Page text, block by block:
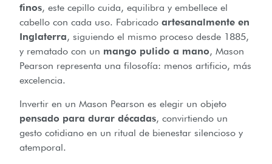
finos, este cepillo cuida, equilibra y embellece el
cabello con cada uso. Fabricado artesanalmente en
Inglaterra, siguiendo el mismo proceso desde 1885,
y rematado con un mango pulido a mano, Mason
Pearson representa una filosofía: menos artificio, más
excelencia.
Invertir en un Mason Pearson es elegir un objeto
pensado para durar décadas, convirtiendo un
gesto cotidiano en un ritual de bienestar silencioso y
atemporal.